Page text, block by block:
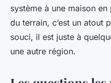
système à une maison
du terrain, c’est un atout
souci, il est juste à
une autre région.